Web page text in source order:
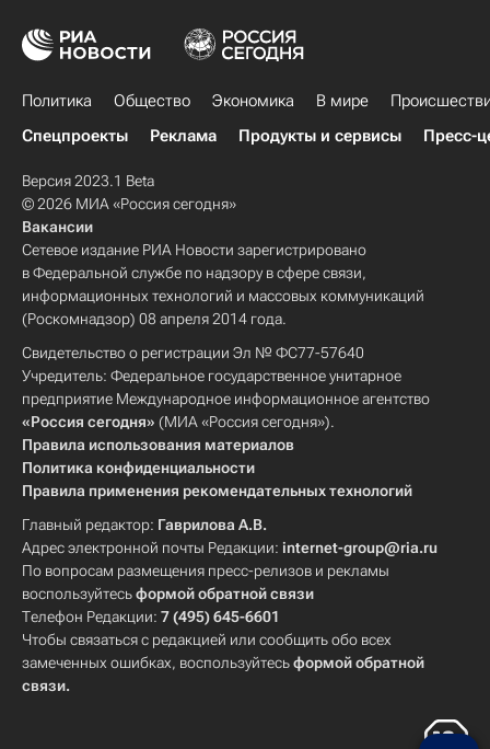
Политика Общество Экономика В мире
Спецпроекты
Реклама Продукты и сервисы Пресс-
Версия 2023.1 Beta
© 2026 МИА «Россия сегодня»
Вакансии
Сетевое издание РИА Новости зарегистрировано
в Федеральной службе по надзору в сфере связи,
информационных технологий и массовых коммуникаций
(Роскомнадзор) 08 апреля 2014 года.
Свидетельство о регистрации Эл № ФС77-57640
Учредитель: Федеральное государственное унитарное
предприятие Международное информационное агентство
«Россия сегодня» (МИА «Россия сегодня»).
Правила использования материалов
Политика конфиденциальности
Правила применения рекомендательных технологий
Главный редактор: Гаврилова А.В.
Адрес электронной почты Редакции: internet-group@ria.ru
По вопросам размещения пресс-релизов и рекламы
воспользуйтесьформой обратной связи
Телефон Редакции: 7 (495) 645-6601
Чтобы связаться с редакцией или сообщить обо всех
замеченных ошибках, воспользуйтесьформой обратной
связи.